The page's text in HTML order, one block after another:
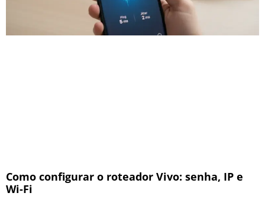
Como configurar o roteador Vivo: senha, IP e
Wi-Fi